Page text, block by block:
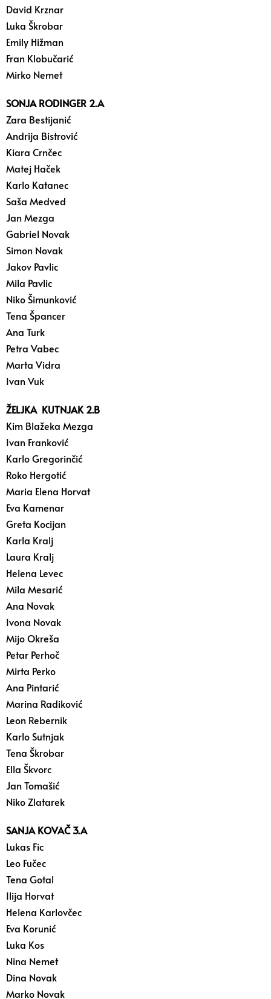
David Krznar
Luka Škrobar
Emily Hižman
Fran Klobučarić
Mirko Nemet
SONJA RODINGER 2.A
Zara Bestijanić
Andrija Bistrović
Kiara Crnčec
Matej Haček
Karlo Katanec
Saša Medved
Jan Mezga
Gabriel Novak
Simon Novak
Jakov Pavlic
Mila Pavlic
Niko Šimunković
Tena Špancer
Ana Turk
Petra Vabec
Marta Vidra
Ivan Vuk
ŽELJKA KUTNJAK 2.B
Kim Blažeka Mezga
Ivan Franković
Karlo Gregorinčić
Roko Hergotić
Maria Elena Horvat
Eva Kamenar
Greta Kocijan
Karla Kralj
Laura Kralj
Helena Levec
Mila Mesarić
Ana Novak
Ivona Novak
Mijo Okreša
Petar Perhoč
Mirta Perko
Ana Pintarić
Marina Radiković
Leon Rebernik
Karlo Sutnjak
Tena Škrobar
Ella Škvorc
Jan Tomašić
Niko Zlatarek
SANJA KOVAČ 3.A
Lukas Fic
Leo Fučec
Tena Gotal
Ilija Horvat
Helena Karlovčec
Eva Korunić
Luka Kos
Nina Nemet
Dina Novak
Marko Novak